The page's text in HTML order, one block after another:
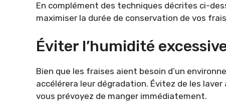
En complément des techniques décrites ci-
maximiser la durée de conservation de vos
Éviter l’humidité
Bien que les fraises aient besoin d’un
accélérera leur dégradation. Évitez de les
vous prévoyez de manger immédiatement.